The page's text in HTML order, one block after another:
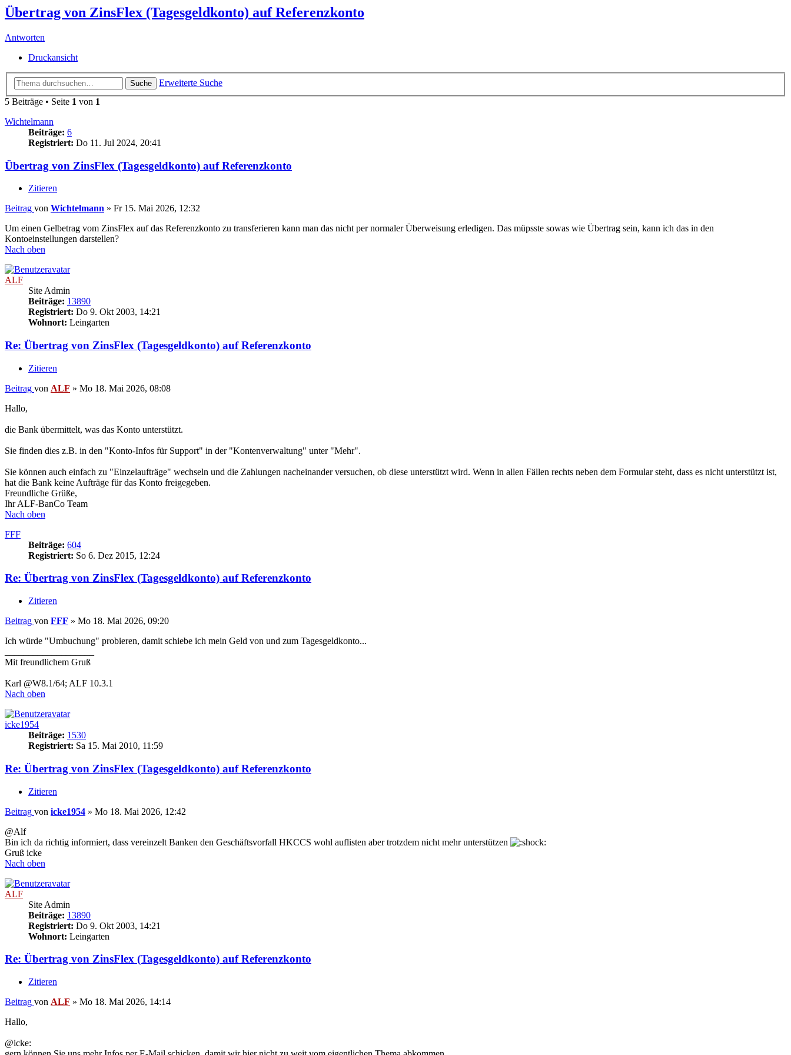
Übertrag von ZinsFlex (Tagesgeldkonto) auf Referenzkonto
Antworten
Druckansicht
Suche
Erweiterte Suche
5 Beiträge • Seite 1 von 1
Wichtelmann
Beiträge: 6
Registriert: Do 11. Jul 2024, 20:41
Übertrag von ZinsFlex (Tagesgeldkonto) auf Referenzkonto
Zitieren
Beitrag von Wichtelmann » Fr 15. Mai 2026, 12:32
Um einen Gelbetrag vom ZinsFlex auf das Referenzkonto zu transferieren kann man das nicht per normaler Überweisung erledigen. Das müpsste sowas wie Übertrag sein, kann ich das in den
Kontoeinstellungen darstellen?
Nach oben
ALF
Site Admin
Beiträge: 13890
Registriert: Do 9. Okt 2003, 14:21
Wohnort: Leingarten
Re: Übertrag von ZinsFlex (Tagesgeldkonto) auf Referenzkonto
Zitieren
Beitrag von ALF » Mo 18. Mai 2026, 08:08
Hallo,
die Bank übermittelt, was das Konto unterstützt.
Sie finden dies z.B. in den "Konto-Infos für Support" in der "Kontenverwaltung" unter "Mehr".
Sie können auch einfach zu "Einzelaufträge" wechseln und die Zahlungen nacheinander versuchen, ob diese unterstützt wird. Wenn in allen Fällen rechts neben dem Formular steht, dass es nicht unterstützt ist,
hat die Bank keine Aufträge für das Konto freigegeben.
Freundliche Grüße,
Ihr ALF-BanCo Team
Nach oben
FFF
Beiträge: 604
Registriert: So 6. Dez 2015, 12:24
Re: Übertrag von ZinsFlex (Tagesgeldkonto) auf Referenzkonto
Zitieren
Beitrag von FFF » Mo 18. Mai 2026, 09:20
Ich würde "Umbuchung" probieren, damit schiebe ich mein Geld von und zum Tagesgeldkonto...
Mit freundlichem Gruß
Karl @W8.1/64; ALF 10.3.1
Nach oben
icke1954
Beiträge: 1530
Registriert: Sa 15. Mai 2010, 11:59
Re: Übertrag von ZinsFlex (Tagesgeldkonto) auf Referenzkonto
Zitieren
Beitrag von icke1954 » Mo 18. Mai 2026, 12:42
@Alf
Bin ich da richtig informiert, dass vereinzelt Banken den Geschäftsvorfall HKCCS wohl auflisten aber trotzdem nicht mehr unterstützen
Gruß icke
Nach oben
ALF
Site Admin
Beiträge: 13890
Registriert: Do 9. Okt 2003, 14:21
Wohnort: Leingarten
Re: Übertrag von ZinsFlex (Tagesgeldkonto) auf Referenzkonto
Zitieren
Beitrag von ALF » Mo 18. Mai 2026, 14:14
Hallo,
@icke: